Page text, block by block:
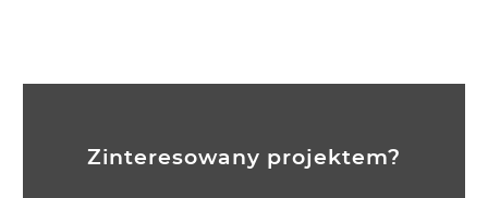
Zinteresowany projektem?